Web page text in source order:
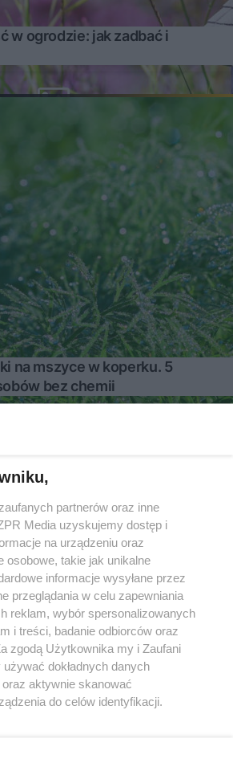
w ogrodzie: jak zadbać i
na mszyce w koperku. 5
bez chemii
w serwisie nie może być powielany i
rozpowszechniany w jakikolwiek
lub mechaniczny) na
w jakiejkolwiek formie, włącznie z
bez pisemnej zgody właściciela praw.
wykorzystanie utworów w całości lub w
tzn. bez właściwej zgody, jest
kary i może być ścigane prawnie.
partnerów oraz inne
Media uzyskujemy dostęp i
na urządzeniu oraz
osobowe, takie jak unikalne
informacje wysyłane przez
przeglądania w celu zapewniania
reklam, wybór spersonalizowanych
i treści, badanie odbiorców oraz
zgodą Użytkownika my i Zaufani
dokładnych danych
aktywnie skanować
do celów identyfikacji.